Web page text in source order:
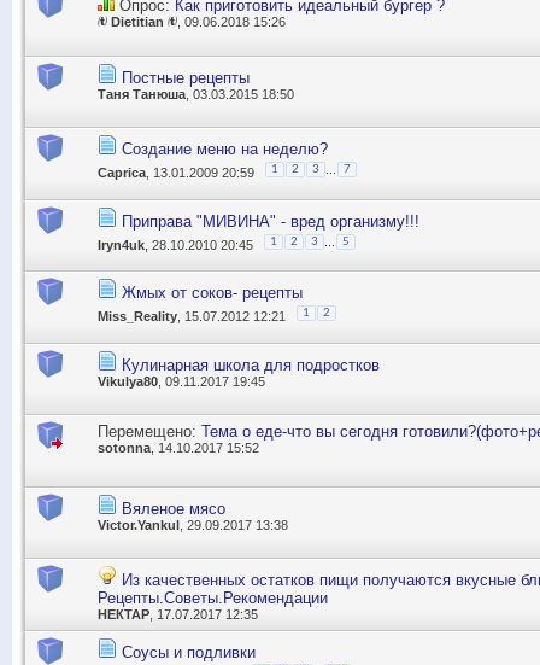
Опрос: Как приготовить идеальный бургер ?
 Dietitian , 09.06.2018 15:26
Постные рецепты
Таня Танюша , 03.03.2015 18:50
Создание меню на неделю?
Caprica , 13.01.2009 20:59 1 2 3 7
Приправа "МИВИНА" - вред организму!!!
Iryn4uk , 28.10.2010 20:45 1 2 3 5
Жмых от соков- рецепты
Miss_Reality , 15.07.2012 12:21 1 2
Кулинарная школа для подростков
Vikulya80 , 09.11.2017 19:45
Перемещено: Тема о еде-что вы сегодня
sotonna , 14.10.2017 15:52
Вяленое мясо
Victor.Yankul , 29.09.2017 13:38
Из качественных остатков пищи получаются вкусные
Рецепты.Советы.Рекомендации
НЕКТАР , 17.07.2017 12:35
Соусы и подливки